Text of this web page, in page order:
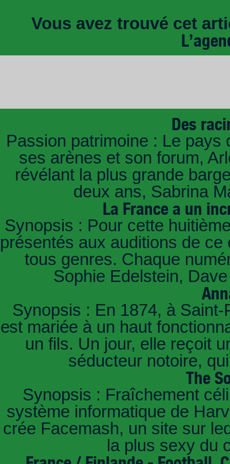
Vous avez trouvé cet
Des
Passion patrimoine : Le pays
ses arènes et son forum,
révélant la plus grande
deux ans, Sabrina
La France a un
Synopsis : Pour cette
présentés aux auditions de
tous genres. Chaque
Sophie Edelstein,
Synopsis : En 1874, à
est mariée à un haut
un fils. Un jour, elle reçoit
séducteur notoire,
The
Synopsis : Fraîchement
système informatique de
crée Facemash, un site sur
la plus sexy du